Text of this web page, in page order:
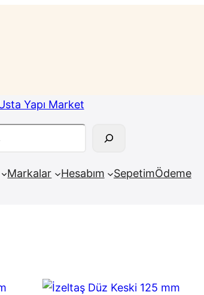
Markalar Hesabım SepetimÖdeme